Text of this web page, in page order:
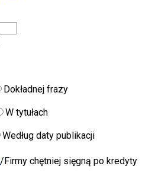
Dokładnej frazy
W tytułach
Według daty publikacji
/Firmy chętniej sięgną po kredyty